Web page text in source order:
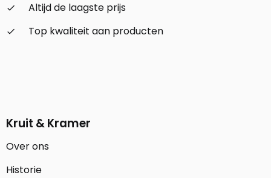
check_small
Altijd de laagste prijs
check_small
Top kwaliteit aan producten
Kruit & Kramer
Over ons
Historie